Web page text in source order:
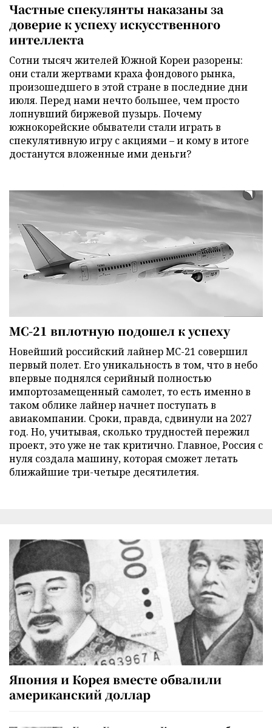
Частные спекулянты наказаны за
доверие к успеху искусственного
интеллекта
Сотни тысяч жителей Южной Кореи разорены:
они стали жертвами краха фондового рынка,
произошедшего в этой стране в последние дни
июля. Перед нами нечто большее, чем просто
лопнувший биржевой пузырь. Почему
южнокорейские обыватели стали играть в
спекулятивную игру с акциями – и кому в итоге
достанутся вложенные ими деньги?
МС-21 вплотную подошел к успеху
Новейший российский лайнер МС-21 совершил
первый полет. Его уникальность в том, что в небо
впервые поднялся серийный полностью
импортозамещенный самолет, то есть именно в
таком облике лайнер начнет поступать в
авиакомпании. Сроки, правда, сдвинули на 2027
год. Но, учитывая, сколько трудностей пережил
проект, это уже не так критично. Главное, Россия с
нуля создала машину, которая сможет летать
ближайшие три-четыре десятилетия.
Япония и Корея вместе обвалили
американский доллар